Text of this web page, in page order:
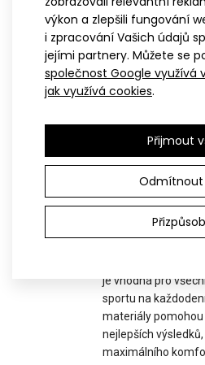
výkon a zlepšili fungování
i zpracování Vašich údajů
jejími partnery. Můžete se
společnost Google využívá
jak využívá cookies.
Přijmout
Odmítnout
Triatlonová kombinéza s
1 749
vyrobena z velmi
S SPORT
Pokud sportem
sebe, tak kategorie
Vás. Tato řada
výkon. Oblečení je
pouze pár závodů
P PROFI
Oblečení řady
je vhodná pro
sportu na
materiály
nejlepších
maximálního